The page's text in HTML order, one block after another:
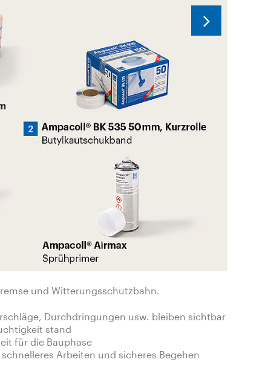
und Witterungsschutzbahn.
Durchdringungen usw. bleiben sichtbar
stand
für die Bauphase
Arbeiten und sicheres Begehen